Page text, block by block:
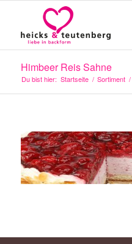
Himbeer Reis Sahne
Du bist hier: Startseite / Sortiment /